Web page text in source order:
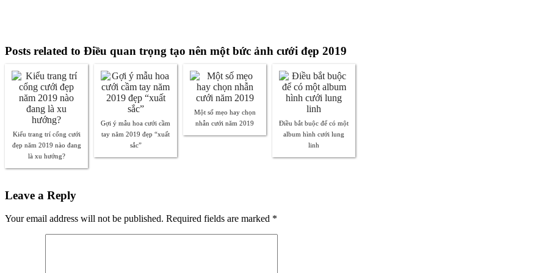
Posts related to Điều quan trọng tạo nên một bức ảnh cưới đẹp 2019
Kiểu trang trí cổng cưới
đẹp năm 2019 nào đang
là xu hướng?
Gợi ý mẫu hoa cưới cầm
tay năm 2019 đẹp “xuất
sắc”
Một số mẹo hay chọn
nhẫn cưới năm 2019
Điều bắt buộc để có một
album hình cưới lung
linh
Leave a Reply
Your email address will not be published. Required fields are marked *